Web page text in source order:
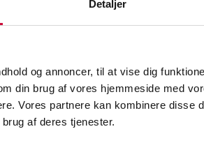
Detaljer
og annoncer, til at vise dig
din brug af vores hjemmeside med
Vores partnere kan kombinere disse
af deres tjenester.
Ole Lynggaard. 'Love
ct. (carat stemplet i
Lignende varer
nyheder samt tilbud direkte i din email.